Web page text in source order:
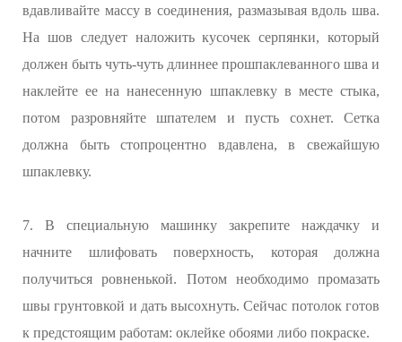
вдавливайте массу в соединения, размазывая вдоль шва.
На шов следует наложить кусочек серпянки, который
должен быть чуть-чуть длиннее прошпаклеванного шва и
наклейте ее на нанесенную шпаклевку в месте стыка,
потом разровняйте шпателем и пусть сохнет. Сетка
должна быть стопроцентно вдавлена, в свежайшую
шпаклевку.
7. В специальную машинку закрепите наждачку и
начните шлифовать поверхность, которая должна
получиться ровненькой. Потом необходимо промазать
швы грунтовкой и дать высохнуть. Сейчас потолок готов
к предстоящим работам: оклейке обоями либо покраске.